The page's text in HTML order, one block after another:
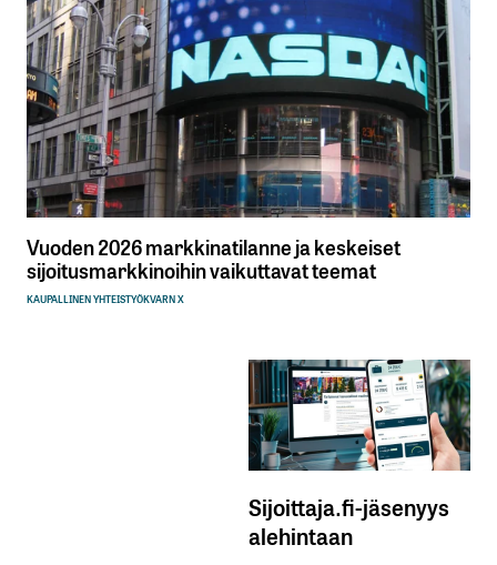
Vuoden 2026 markkinatilanne ja keskeiset
sijoitusmarkkinoihin vaikuttavat teemat
KAUPALLINEN YHTEISTYÖKVARN X
Sijoittaja.fi-jäsenyys
alehintaan